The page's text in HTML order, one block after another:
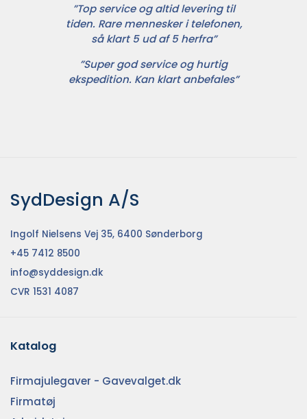
”Top service og altid levering til
tiden. Rare mennesker i telefonen,
så klart 5 ud af 5 herfra”
”Super god service og hurtig
ekspedition. Kan klart anbefales”
SydDesign A/S
Ingolf Nielsens Vej 35, 6400 Sønderborg
+45 7412 8500
info@syddesign.dk
CVR 1531 4087
Katalog
Firmajulegaver - Gavevalget.dk
Firmatøj